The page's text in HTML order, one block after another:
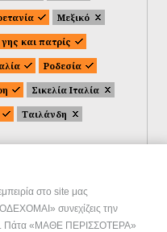
στο site μας
συνεχίζεις την
Πάτα «ΜΑΘΕ ΠΕΡΙΣΣΟΤΕΡΑ»
Μεξικό
και πατρίς
Ροδεσία
Σικελία Ιταλία
Ταιλάνδη